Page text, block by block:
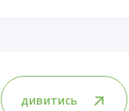
дивитись